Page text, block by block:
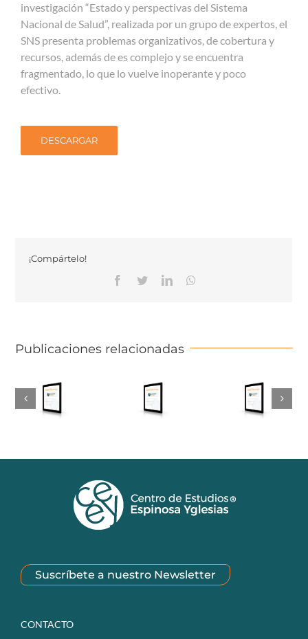
investigación “Estado y perspectivas del Sistema
Nacional de Salud”, realizada por un grupo de expertos, el
SNS presenta problemas organizativos, de cobertura y
recursos, además de es complejo y se encuentra
fragmentado, lo que lo vuelve inoperante y poco
efectivo.
DESCARGAR
¡Compártelo!
Facebook
TwitterLinkedinWhatsapp
Publicaciones relacionadas
Suscríbete a nuestro Newsletter
CONTACTO